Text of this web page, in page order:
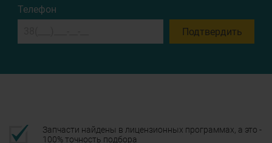
Телефон
Подтвердить
Запчасти найдены в лицензионных программах, а это -
100% точность подбора